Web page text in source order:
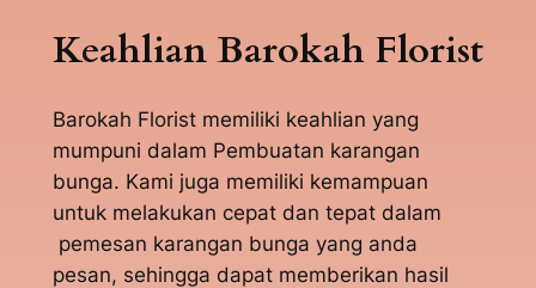
Keahlian Barokah Florist
Barokah Florist memiliki keahlian yang
mumpuni dalam Pembuatan karangan
bunga. Kami juga memiliki kemampuan
untuk melakukan cepat dan tepat dalam
pemesan karangan bunga yang anda
pesan, sehingga dapat memberikan hasil